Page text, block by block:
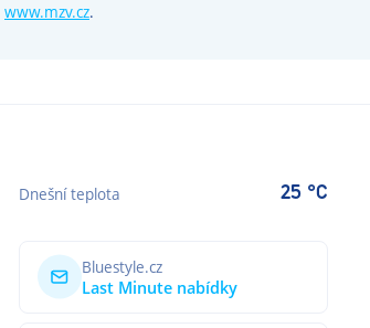
www.mzv.cz.
Dnešní teplota 25 °C
Bluestyle.cz
Last Minute nabídky